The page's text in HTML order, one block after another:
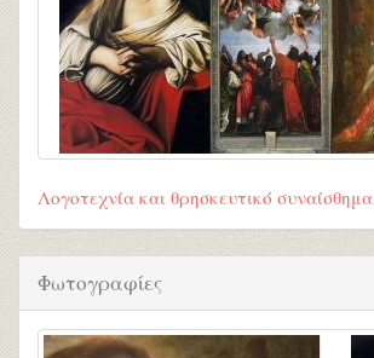
Λογοτεχνία και θρησκευτικό συναίσθημα
Φωτογραφίες